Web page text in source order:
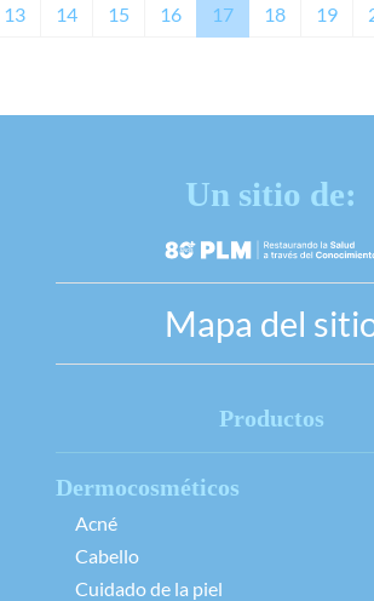
13 14 15 16 17 18 19
Un sitio de:
Mapa del
Productos
Dermocosméticos
Acné
Cabello
Cuidado de la piel